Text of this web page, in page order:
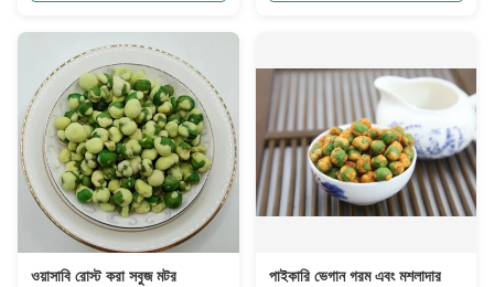
high dietary fibre. Green peas
contain various of vitamins and
microelements.They are ...
Japan, and EU.At present, we
ওয়াসাবি রোস্ট করা সবুজ মটর
পাইকারি ভেগান গরম এবং মশলাদার